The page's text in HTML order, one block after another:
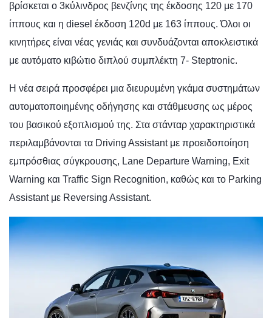
βρίσκεται ο 3κύλινδρος βενζίνης της έκδοσης 120 με 170
ίππους και η diesel έκδοση 120d με 163 ίππους. Όλοι οι
κινητήρες είναι νέας γενιάς και συνδυάζονται αποκλειστικά
με αυτόματο κιβώτιο διπλού συμπλέκτη 7- Steptronic.
Η νέα σειρά προσφέρει μια διευρυμένη γκάμα συστημάτων
αυτοματοποιημένης οδήγησης και στάθμευσης ως μέρος
του βασικού εξοπλισμού της. Στα στάνταρ χαρακτηριστικά
περιλαμβάνονται τα Driving Assistant με προειδοποίηση
εμπρόσθιας σύγκρουσης, Lane Departure Warning, Exit
Warning και Traffic Sign Recognition, καθώς και το Parking
Assistant με Reversing Assistant.